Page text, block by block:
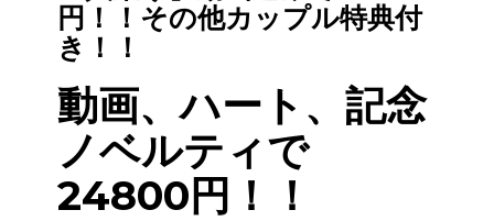
円！！その他カップル特典付
き！！
動画、ハート、記念
ノベルティで
24800円！！